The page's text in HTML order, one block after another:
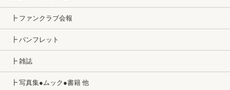
┣ ファンクラブ会報
┣ パンフレット
┣ 雑誌
┣ 写真集●ムック●書籍 他